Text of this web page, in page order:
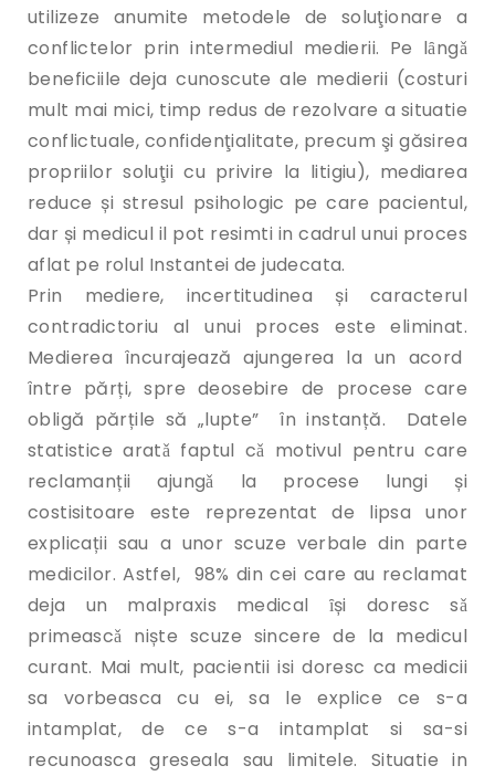
utilizeze anumite metodele de soluţionare a
conflictelor prin intermediul medierii. Pe lȃngǎ
beneficiile deja cunoscute ale medierii (costuri
mult mai mici, timp redus de rezolvare a situatie
conflictuale, confidenţialitate, precum şi găsirea
propriilor soluţii cu privire la litigiu), mediarea
reduce și stresul psihologic pe care pacientul,
dar și medicul il pot resimti in cadrul unui proces
aflat pe rolul Instantei de judecata.
Prin mediere, incertitudinea și caracterul
contradictoriu al unui proces este eliminat.
Medierea încurajează ajungerea la un acord
între părți, spre deosebire de procese care
obligă părțile să „lupte” în instanță. Datele
statistice aratǎ faptul cǎ motivul pentru care
reclamanții ajungǎ la procese lungi și
costisitoare este reprezentat de lipsa unor
explicații sau a unor scuze verbale din parte
medicilor. Astfel, 98% din cei care au reclamat
deja un malpraxis medical ȋși doresc sǎ
primeascǎ niște scuze sincere de la medicul
curant. Mai mult, pacientii isi doresc ca medicii
sa vorbeasca cu ei, sa le explice ce s-a
intamplat, de ce s-a intamplat si sa-si
recunoasca greseala sau limitele. Situatie in